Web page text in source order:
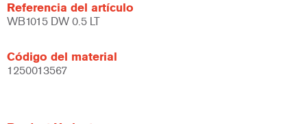
Referencia del artículo
WB1015 DW 0.5 LT
Código del material
1250013567